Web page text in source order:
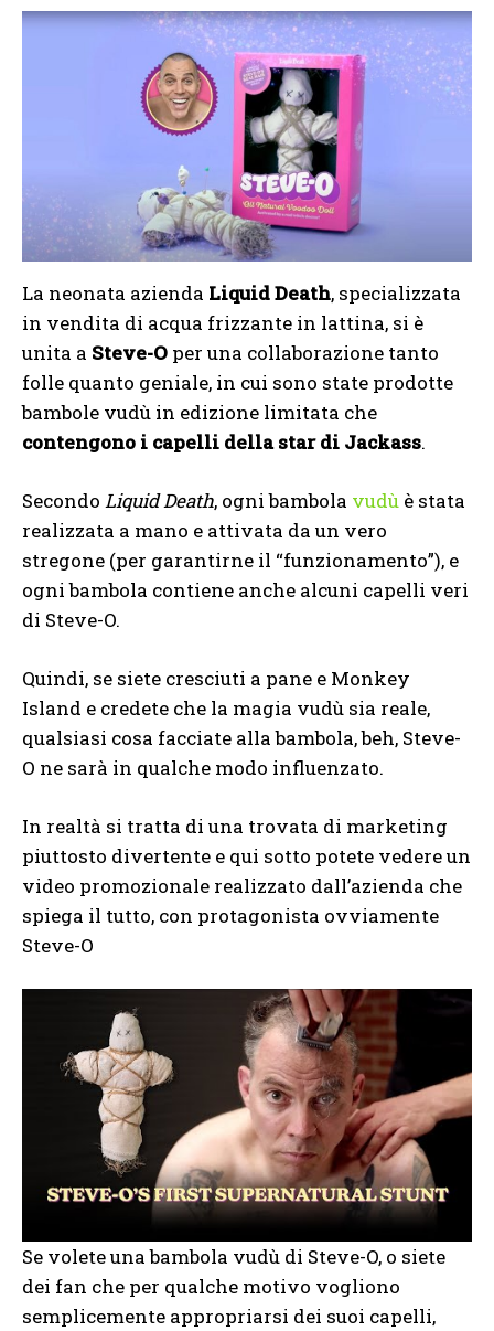
La neonata azienda Liquid Death, specializzata
in vendita di acqua frizzante in lattina, si è
unita a Steve-O per una collaborazione tanto
folle quanto geniale, in cui sono state prodotte
bambole vudù in edizione limitata che
contengono i capelli della star di Jackass.
Secondo Liquid Death, ogni bambola vudù è stata
realizzata a mano e attivata da un vero
stregone (per garantirne il “funzionamento”), e
ogni bambola contiene anche alcuni capelli veri
di Steve-O.
Quindi, se siete cresciuti a pane e Monkey
Island e credete che la magia vudù sia reale,
qualsiasi cosa facciate alla bambola, beh, Steve-
O ne sarà in qualche modo influenzato.
In realtà si tratta di una trovata di marketing
piuttosto divertente e qui sotto potete vedere un
video promozionale realizzato dall’azienda che
spiega il tutto, con protagonista ovviamente
Steve-O
Se volete una bambola vudù di Steve-O, o siete
dei fan che per qualche motivo vogliono
semplicemente appropriarsi dei suoi capelli,